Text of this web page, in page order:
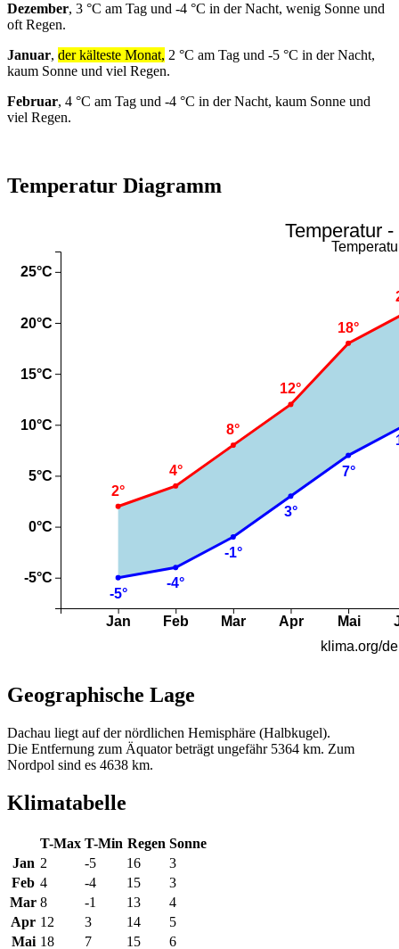
Dezember, 3 °C am Tag und -4 °C in der Nacht, wenig Sonne und
oft Regen.
Januar, der kälteste Monat, 2 °C am Tag und -5 °C in der Nacht,
kaum Sonne und viel Regen.
Februar, 4 °C am Tag und -4 °C in der Nacht, kaum Sonne und
viel Regen.
Temperatur Diagramm
Geographische Lage
Dachau liegt auf der nördlichen Hemisphäre (Halbkugel).
Die Entfernung zum Äquator beträgt ungefähr 5364 km. Zum
Nordpol sind es 4638 km.
Klimatabelle
T-Max T-Min Regen Sonne
Jan 2 -5 16
3
Feb 4 -4 15
3
Mar 8 -1 13
4
Apr 12 3 14
5
Mai 18 7 15 6